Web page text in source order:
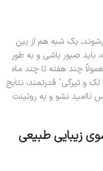
یک شبه هم از بین
باید صبور باشی و به طور
چند هفته تا چند ماه
تیرگی` قدرتمند، نتایج
نشو و به روتینت
زیبایی طبیعی